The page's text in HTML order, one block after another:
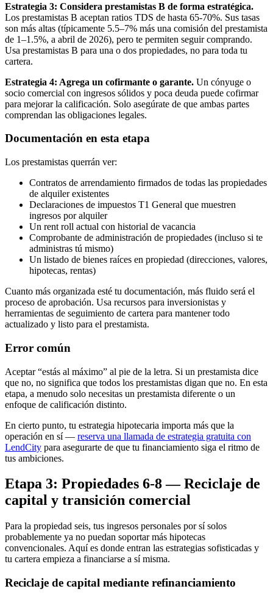
Estrategia 3: Considera prestamistas B de forma estratégica.
Los prestamistas B aceptan ratios TDS de hasta 65-70%. Sus tasas
son más altas (típicamente 5.5–7% más una comisión del prestamista
de 1–1.5%, a abril de 2026), pero te permiten seguir comprando.
Usa prestamistas B para una o dos propiedades, no para toda tu
cartera.
Estrategia 4: Agrega un cofirmante o garante. Un cónyuge o
socio comercial con ingresos sólidos y poca deuda puede cofirmar
para mejorar la calificación. Solo asegúrate de que ambas partes
comprendan las obligaciones legales.
Documentación en esta etapa
Los prestamistas querrán ver:
Contratos de arrendamiento firmados de todas las propiedades
de alquiler existentes
Declaraciones de impuestos T1 General que muestren
ingresos por alquiler
Un rent roll actual con historial de vacancia
Comprobante de administración de propiedades (incluso si te
administras tú mismo)
Un listado de bienes raíces en propiedad (direcciones, valores,
hipotecas, rentas)
Cuanto más organizada esté tu documentación, más fluido será el
proceso de aprobación. Usa recursos para inversionistas y
herramientas de seguimiento de cartera para mantener todo
actualizado y listo para el prestamista.
Error común
Aceptar “estás al máximo” al pie de la letra. Si un prestamista dice
que no, no significa que todos los prestamistas digan que no. En esta
etapa, a menudo solo necesitas un prestamista diferente o un
enfoque de calificación distinto.
En cierto punto, tu estrategia hipotecaria importa más que la
operación en sí — reserva una llamada de estrategia gratuita con
LendCity para asegurarte de que tu financiamiento siga el ritmo de
tus ambiciones.
Etapa 3: Propiedades 6-8 — Reciclaje de
capital y transición comercial
Para la propiedad seis, tus ingresos personales por sí solos
probablemente ya no puedan soportar más hipotecas
convencionales. Aquí es donde entran las estrategias sofisticadas y
tu cartera empieza a financiarse a sí misma.
Reciclaje de capital mediante refinanciamiento